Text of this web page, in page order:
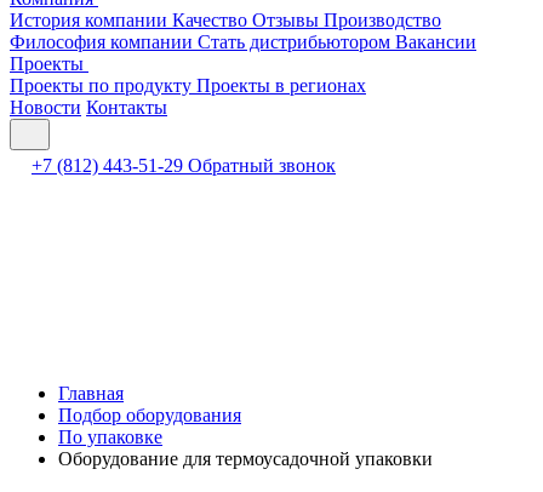
История компании Качество Отзывы Производство
Философия компании Стать дистрибьютором Вакансии
Проекты
Проекты по продукту Проекты в регионах
Новости Контакты
+7 (812) 443-51-29 Обратный звонок
Главная
Подбор оборудования
По упаковке
Оборудование для термоусадочной упаковки